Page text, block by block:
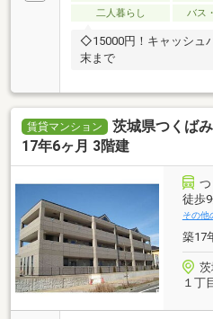
二人暮らし
バス
◇15000円！キャッシュ
末まで
賃貸マンション
茨城県つくば
17年6ヶ月 3階建
徒歩
その他
築17
１丁